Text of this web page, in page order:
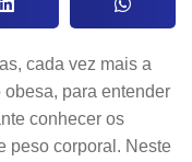
cada vez mais a
para entender
conhecer os
peso corporal. Neste